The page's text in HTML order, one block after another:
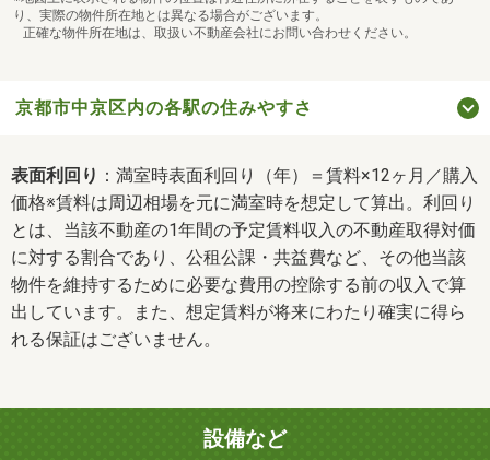
り、実際の物件所在地とは異なる場合がございます。
正確な物件所在地は、取扱い不動産会社にお問い合わせください。
京都市中京区内の各駅の住みやすさ
表面利回り ：満室時表面利回り（年）＝賃料×12ヶ月／購入
価格※賃料は周辺相場を元に満室時を想定して算出。利回り
とは、当該不動産の1年間の予定賃料収入の不動産取得対価
に対する割合であり、公租公課・共益費など、その他当該
物件を維持するために必要な費用の控除する前の収入で算
出しています。また、想定賃料が将来にわたり確実に得ら
れる保証はございません。
設備など